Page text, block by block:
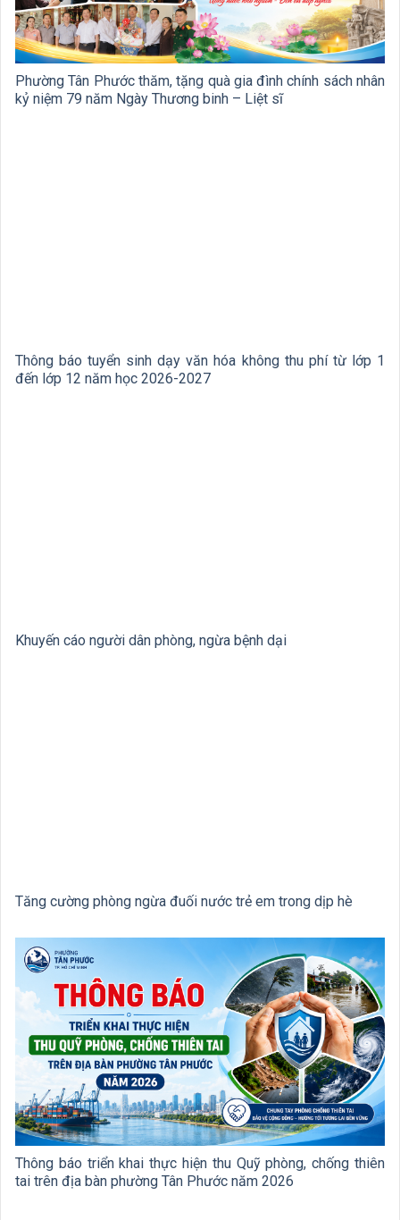
Phường Tân Phước thăm, tặng quà gia đình chính sách nhân
kỷ niệm 79 năm Ngày Thương binh – Liệt sĩ
Thông báo tuyển sinh dạy văn hóa không thu phí từ lớp 1
đến lớp 12 năm học 2026-2027
Khuyến cáo người dân phòng, ngừa bệnh dại
Tăng cường phòng ngừa đuối nước trẻ em trong dịp hè
Thông báo triển khai thực hiện thu Quỹ phòng, chống thiên
tai trên địa bàn phường Tân Phước năm 2026